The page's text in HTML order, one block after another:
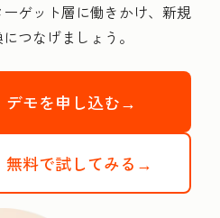
ゲット層に働きかけ、新規
つなげましょう。
デモを申し込む→
無料で試してみる→